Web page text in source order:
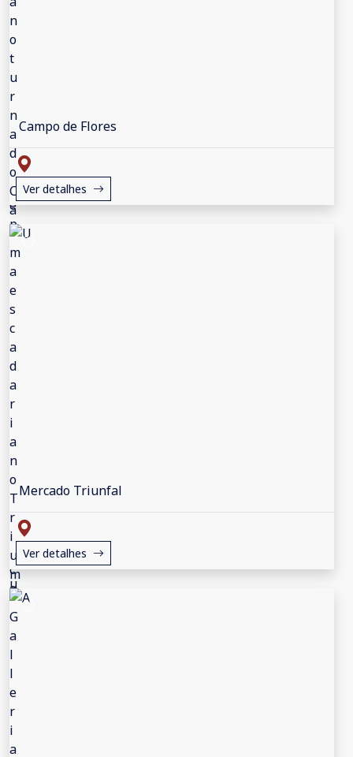
Campo de Flores
Ver detalhes
Mercado Triunfal
Ver detalhes